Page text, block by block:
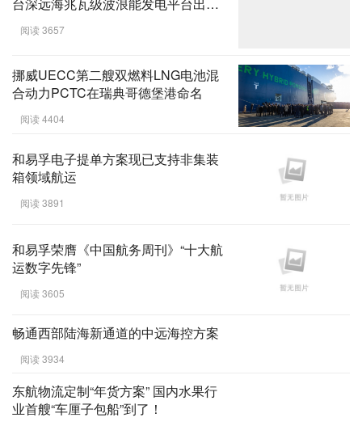
阅读 5605
媒体聚焦 | 东莞外代成功助力国内首
台深远海兆瓦级波浪能发电平台出港
试验
阅读 3657
挪威UECC第二艘双燃料LNG电池混
合动力PCTC在瑞典哥德堡港命名
阅读 4404
和易孚电子提单方案现已支持非集装
箱领域航运
和易孚荣膺《中国航务周刊》“十大航
畅通西部陆海新通道的中远海控方案